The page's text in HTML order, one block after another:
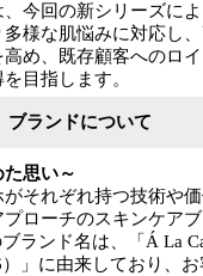
今回の新シリーズに
様な肌悩みに対応し
め、既存顧客へのロ
目指します。
ブランドについて
思い～
それぞれ持つ技術や価
ローチのスキンケアブ
ブランド名は、「Á La
」に由来しており、